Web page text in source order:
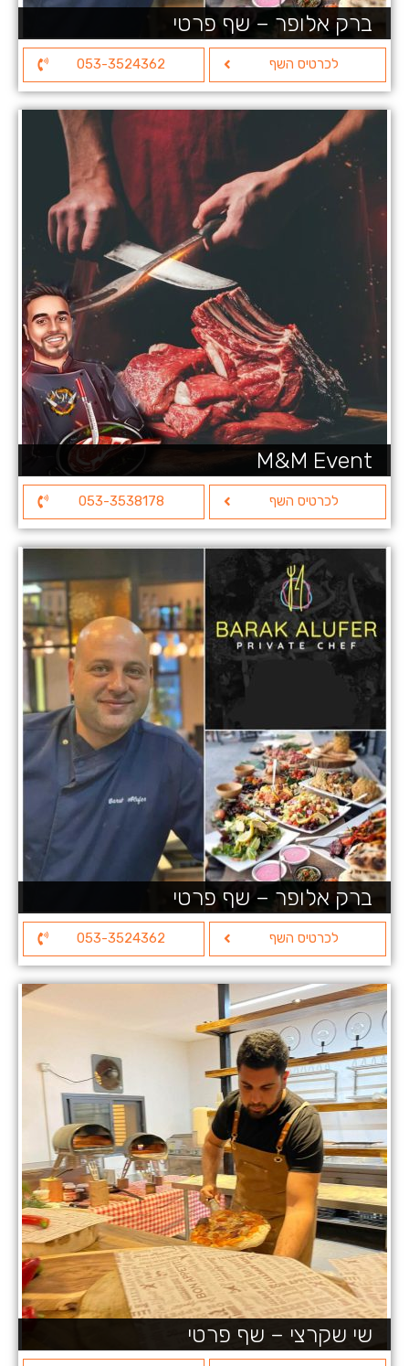
ברק אלופר – שף פרטי
לכרטיס השף 053-3524362
M&M Event
לכרטיס השף 053-3538178
ברק אלופר – שף פרטי
לכרטיס השף 053-3524362
שי שקרצי – שף פרטי